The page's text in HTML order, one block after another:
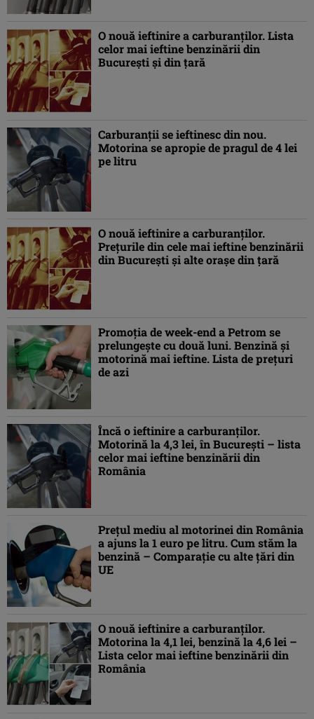
O nouă ieftinire a carburanţilor. Lista
celor mai ieftine benzinării din
Bucureşti şi din ţară
Carburanţii se ieftinesc din nou.
Motorina se apropie de pragul de 4 lei
pe litru
O nouă ieftinire a carburanţilor.
Preţurile din cele mai ieftine benzinării
din Bucureşti şi alte oraşe din ţară
Promoţia de week-end a Petrom se
prelungeşte cu două luni. Benzină şi
motorină mai ieftine. Lista de preţuri
de azi
Încă o ieftinire a carburanţilor.
Motorină la 4,3 lei, în Bucureşti – lista
celor mai ieftine benzinării din
România
Preţul mediu al motorinei din România
a ajuns la 1 euro pe litru. Cum stăm la
benzină – Comparaţie cu alte ţări din
UE
O nouă ieftinire a carburanţilor.
Motorina la 4,1 lei, benzină la 4,6 lei –
Lista celor mai ieftine benzinării din
România